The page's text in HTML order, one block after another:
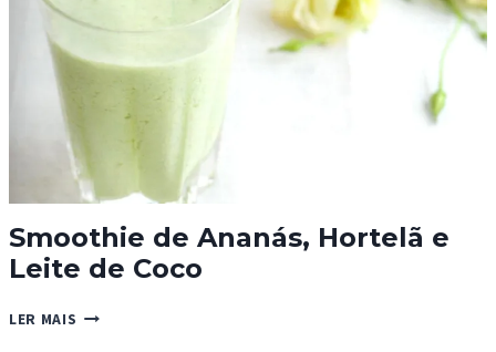
Smoothie de Ananás, Hortelã e
Leite de Coco
LER MAIS SMOOTHIE